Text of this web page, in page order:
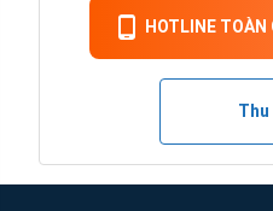
HOTLINE
Thu